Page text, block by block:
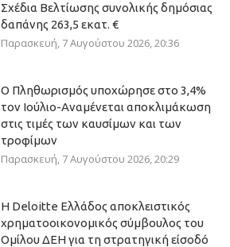
Σχέδια Βελτίωσης συνολικής δημόσιας
δαπάνης 263,5 εκατ. €
Παρασκευή, 7 Αυγούστου 2026, 20:36
Ο Πληθωρισμός υποχώρησε στο 3,4%
τον Ιούλιο-Αναμένεται αποκλιμάκωση
στις τιμές των καυσίμων και των
τροφίμων
Παρασκευή, 7 Αυγούστου 2026, 20:29
Η Deloitte Ελλάδος αποκλειστικός
χρηματοοικονομικός σύμβουλος του
Ομίλου ΔΕΗ για τη στρατηγική είσοδό